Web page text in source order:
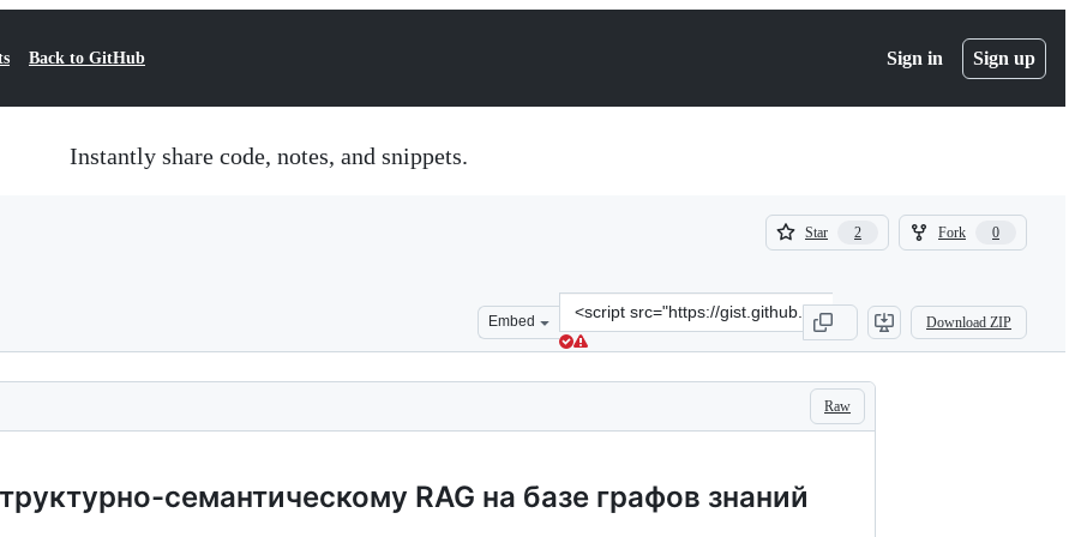
Back to GitHub Sign in Sign up
Instantly share code, notes, and snippets.
Star 2
2
Fork 0
0
Embed
Clone
this
repository
at
src=&quot;https://gist.github.com/niquola/
Download ZIP
Raw
семантическому RAG на базе графов знаний